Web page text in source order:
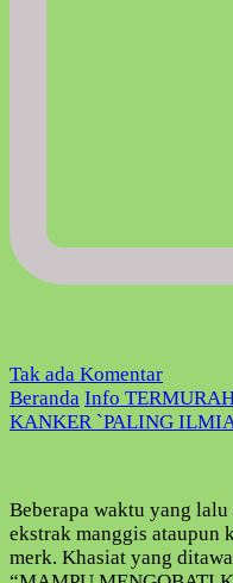
Tak ada Komentarpada
!
ILMIAH
Beranda Info
KANKER `PALING
Beberapa waktu yang
ekstrak manggis ataupun
merk. Khasiat yang